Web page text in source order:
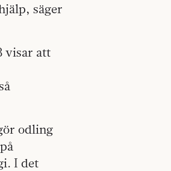
säger
visar att
odling
I det